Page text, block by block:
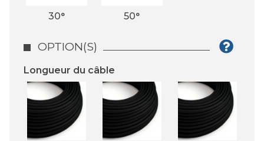
30° 50°
OPTION(S)
Longueur du câble